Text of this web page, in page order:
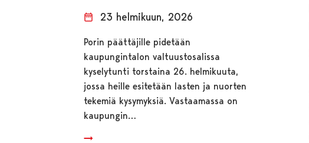
23 helmikuun, 2026
Porin päättäjille pidetään
kaupungintalon valtuustosalissa
kyselytunti torstaina 26. helmikuuta,
jossa heille esitetään lasten ja nuorten
tekemiä kysymyksiä. Vastaamassa on
kaupungin…